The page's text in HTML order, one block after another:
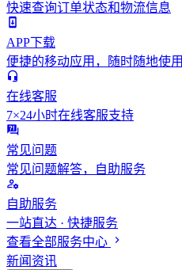
快速查询订单状态和物流信息
APP下载
便捷的移动应用，随时随地使用
在线客服
7×24小时在线客服支持
常见问题
常见问题解答，自助服务
自助服务
一站直达 · 快捷服务
查看全部服务中心
新闻资讯